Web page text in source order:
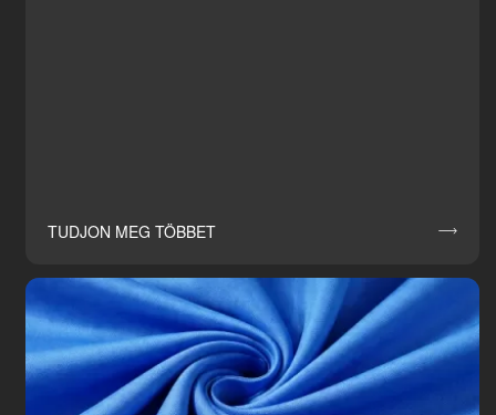
TUDJON MEG TÖBBET 